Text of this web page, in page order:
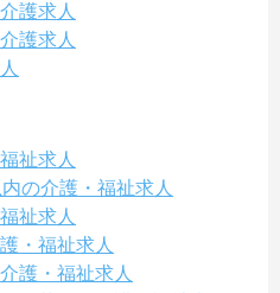
護求人
護求人
祉求人
の介護・福祉求人
祉求人
・福祉求人
護・福祉求人